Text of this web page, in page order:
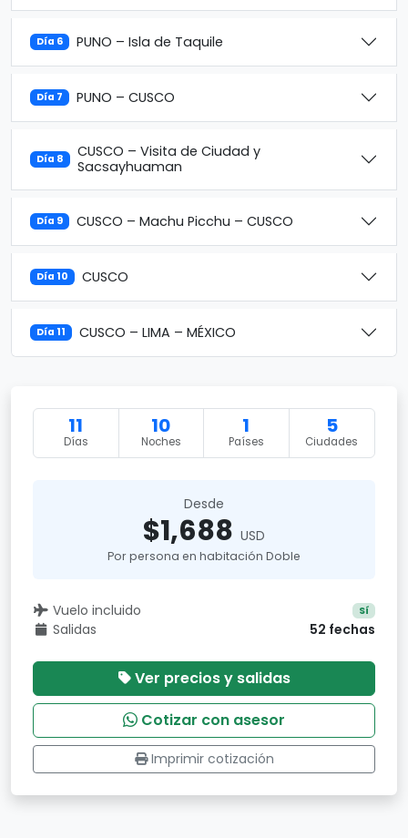
Día 6 PUNO – Isla de Taquile
Día 7 PUNO – CUSCO
Día 8
CUSCO – Visita de Ciudad y
Sacsayhuaman
Día 9 CUSCO – Machu Picchu – CUSCO
Día 10 CUSCO
Día 11 CUSCO – LIMA – MÉXICO
11
Días
10
Noches
1
Países
5
Ciudades
Desde
$1,688 USD
Por persona en habitación Doble
Vuelo incluido Sí
Salidas 52 fechas
Ver precios y salidas
Cotizar con asesor
Imprimir cotización